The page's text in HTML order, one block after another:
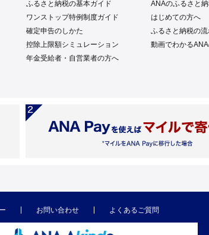
ふるさと納税の基本ガイド
ANAのふるさと
ワンストップ特例制度ガイド
はじめての方へ
確定申告のしかた
ふるさと納税の
控除上限額シミュレーション
動画でわかる
年金受給者・自営業者の方へ
お問い合わせ よくあるご質問